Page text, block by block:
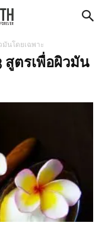
มันโดยเฉพาะ
สูตรเพื่อผิวมัน